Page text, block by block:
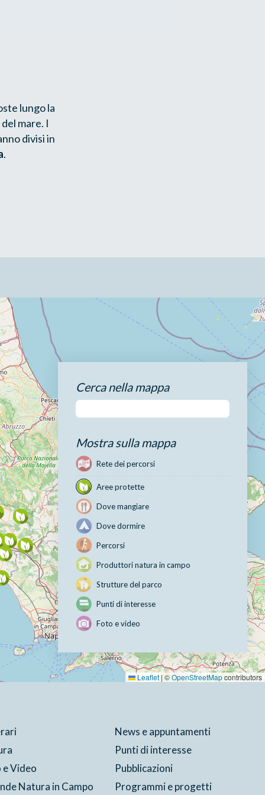
lungo la
mare. I
divisi in
.
Leaflet| ©OpenStreetMapcontributors
Cerca nella mappa
Mostra sulla mappa
Rete dei percorsi
Aree protette
Dove mangiare
Dove dormire
Percorsi
Produttori natura in campo
Strutture del parco
Punti di interesse
Foto e video
News e appuntamenti
Punti di interesse
e Video
Pubblicazioni
Natura in Campo Programmi e progetti